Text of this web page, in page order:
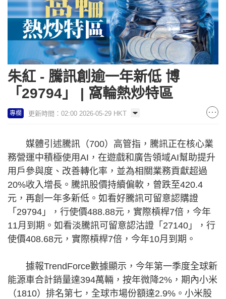
朱紅 - 騰訊創逾一年新低 博
「29794」 | 窩輪熱炒特區
專欄 更新時間：02:00 2026-05-29 HKT
媒體引述騰訊（700）高管指，騰訊正在核心業
務營運中積極使用AI，在遊戲和廣告領域AI幫助提升
用戶參與度、改善轉化率，並為相關業務貢獻超過
20%收入增長。騰訊股價持續偏軟，曾跌至420.4
元，再創一年多新低。如看好騰訊可留意認購證
「29794」，行使價488.88元，實際槓桿7倍，今年
11月到期。如看淡騰訊可留意認沽證「27140」，行
使價408.68元，實際槓桿7倍，今年10月到期。
據報TrendForce數據顯示，今年第一季度全球新
能源車合計銷量達394萬輛，按年微降2%，期內小米
（1810）排名第七，全球市場份額達2.9%。小米股